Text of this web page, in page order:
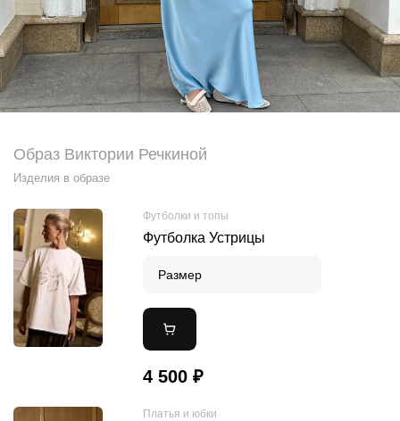
Образ Виктории Речкиной
Изделия в образе
Футболки и топы
Футболка Устрицы
Размер
4 500 ₽
Платья и юбки